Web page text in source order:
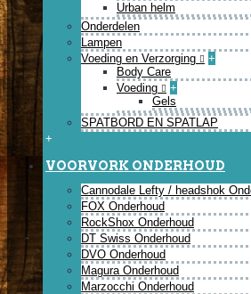
Urban helm
Onderdelen
Lampen
Voeding en Verzorging
+
Body Care
Voeding
+
Gels
SPATBORD EN SPATLAP
+
VOORVORK ONDERHOUD
Cannodale Lefty / headshok
FOX Onderhoud
RockShox Onderhoud
DT Swiss Onderhoud
DVO Onderhoud
Magura Onderhoud
Marzocchi Onderhoud